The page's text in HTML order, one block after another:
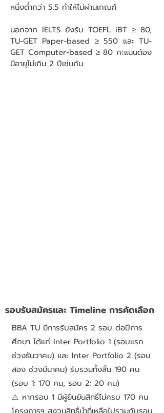
หนึ่งต่ำกว่า 5.5 ทำให้ไม่ผ่านเกณฑ์
นอกจาก IELTS ยังรับ TOEFL iBT ≥ 80,
TU-GET Paper-based ≥ 550 และ TU-
GET Computer-based ≥ 80 คะแนนต้อง
มีอายุไม่เกิน 2 ปีเช่นกัน
รอบรับสมัครและ Timeline การคัดเลือก
BBA TU มีการรับสมัคร 2 รอบ ต่อปีการ
ศึกษา ได้แก่ Inter Portfolio 1 (รอบแรก
ช่วงธันวาคม) และ Inter Portfolio 2 (รอบ
สอง ช่วงมีนาคม) รับรวมทั้งสิ้น 190 คน
(รอบ 1: 170 คน, รอบ 2: 20 คน)
⚠️ หากรอบ 1 มีผู้ยืนยันสิทธิ์ไม่ครบ 170 คน